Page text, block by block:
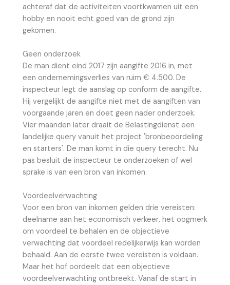
achteraf dat de activiteiten voortkwamen uit een
hobby en nooit echt goed van de grond zijn
gekomen.
Geen onderzoek
De man dient eind 2017 zijn aangifte 2016 in, met
een ondernemingsverlies van ruim € 4.500. De
inspecteur legt de aanslag op conform de aangifte.
Hij vergelijkt de aangifte niet met de aangiften van
voorgaande jaren en doet geen nader onderzoek.
Vier maanden later draait de Belastingdienst een
landelijke query vanuit het project 'bronbeoordeling
en starters'. De man komt in die query terecht. Nu
pas besluit de inspecteur te onderzoeken of wel
sprake is van een bron van inkomen.
Voordeelverwachting
Voor een bron van inkomen gelden drie vereisten:
deelname aan het economisch verkeer, het oogmerk
om voordeel te behalen en de objectieve
verwachting dat voordeel redelijkerwijs kan worden
behaald. Aan de eerste twee vereisten is voldaan.
Maar het hof oordeelt dat een objectieve
voordeelverwachting ontbreekt. Vanaf de start in